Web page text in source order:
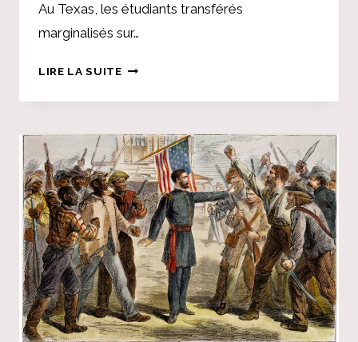
Au Texas, les étudiants transférés
marginalisés sur…
LIRE LA SUITELE
POURRAIT
PAS
ÊTRE
RENTABLE
POUR
CERTAINS
ÉTUDIANTS,
SELON
UNE
ÉTUDE